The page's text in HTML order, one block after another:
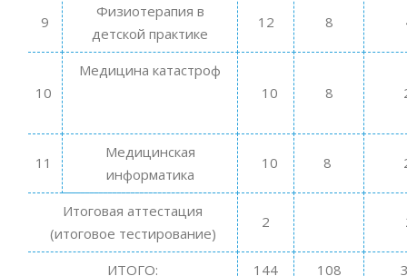
9
Физиотерапия в
детской практике
12 8
10
Медицина катастроф
10
8
11
Медицинская
информатика
10 8
Итоговая аттестация
(итоговое тестирование)
2
ИТОГО: 144 108